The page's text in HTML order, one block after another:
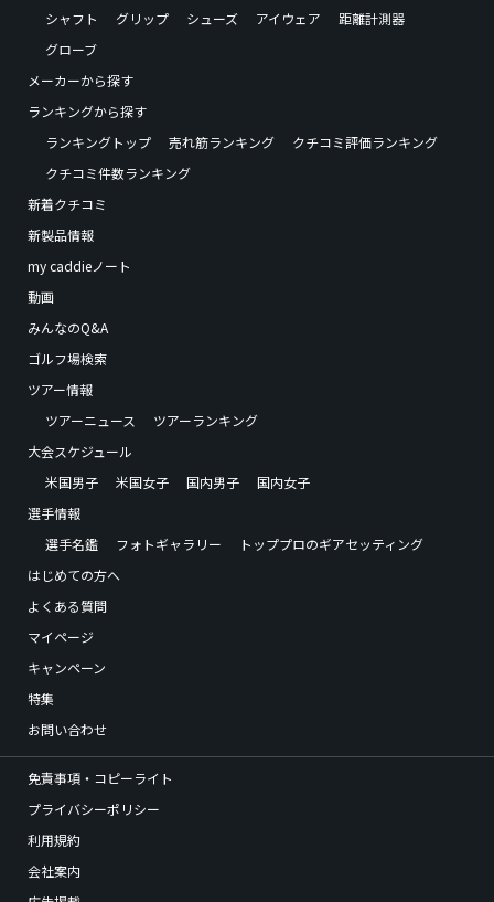
シャフト
グリップ シューズ アイウェア
距離計測器
グローブ
メーカーから探す
ランキングから探す
ランキングトップ
売れ筋ランキング
クチコミ評価ランキング
クチコミ件数ランキング
新着クチコミ
新製品情報
my caddieノート
動画
みんなのQ&A
ゴルフ場検索
ツアー情報
ツアーニュース
ツアーランキング
大会スケジュール
米国男子
米国女子 国内男子
国内女子
選手情報
選手名鑑
フォトギャラリー
トッププロのギアセッティング
はじめての方へ
よくある質問
マイページ
キャンペーン
特集
お問い合わせ
免責事項・コピーライト
プライバシーポリシー
利用規約
会社案内